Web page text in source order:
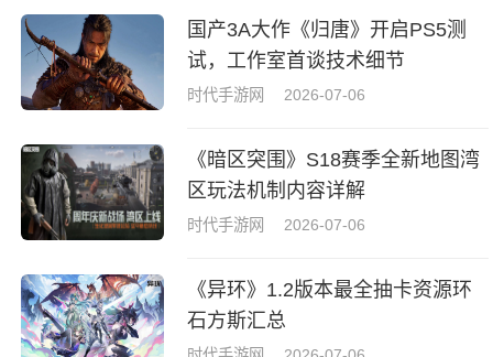
国产3A大作《归唐》开启PS5测
试，工作室首谈技术细节
时代手游网 2026-07-06
《暗区突围》S18赛季全新地图湾
区玩法机制内容详解
时代手游网 2026-07-06
《异环》1.2版本最全抽卡资源环
石方斯汇总